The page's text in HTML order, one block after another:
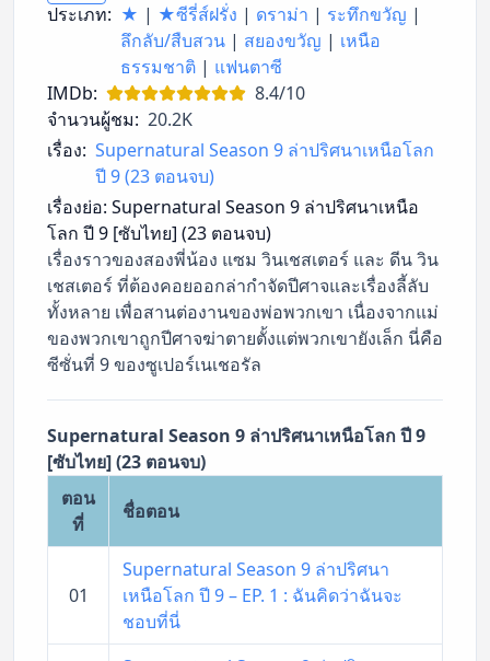
ประเภท: ★ | ★ซีรี่ส์ฝรั่ง | ดราม่า | ระทึกขวัญ |
ลึกลับ/สืบสวน | สยองขวัญ | เหนือ
ธรรมชาติ | แฟนตาซี
IMDb:
8.4/10
จำนวนผู้ชม: 20.2K
เรื่อง: Supernatural Season 9 ล่าปริศนาเหนือโลก
ปี 9 (23 ตอนจบ)
เรื่องย่อ: Supernatural Season 9 ล่าปริศนาเหนือ
โลก ปี 9 [ซับไทย] (23 ตอนจบ)
เรื่องราวของสองพี่น้อง แซม วินเชสเตอร์ และ ดีน วิน
เชสเตอร์ ที่ต้องคอยออกล่ากำจัดปีศาจและเรื่องลี้ลับ
ทั้งหลาย เพื่อสานต่องานของพ่อพวกเขา เนื่องจากแม่
ของพวกเขาถูกปีศาจฆ่าตายตั้งแต่พวกเขายังเล็ก นี่คือ
ซีซั่นที่ 9 ของซูเปอร์เนเชอรัล
Supernatural Season 9 ล่าปริศนาเหนือโลก ปี 9
[ซับไทย] (23 ตอนจบ)
ตอน
ที่
ชื่อตอน
01
Supernatural Season 9 ล่าปริศนา
เหนือโลก ปี 9 – EP. 1 : ฉันคิดว่าฉันจะ
ชอบที่นี่